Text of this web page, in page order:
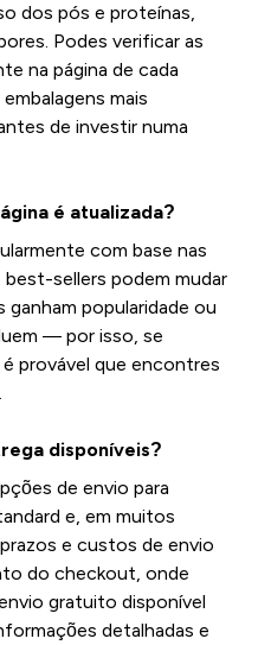
dos pós e proteínas,
Podes verificar as
na página de cada
mais
de investir numa
é atualizada?
com base nas
sellers podem mudar
popularidade ou
— por isso, se
provável que encontres
disponíveis?
de envio para
e, em muitos
e custos de envio
do checkout, onde
gratuito disponível
detalhadas e